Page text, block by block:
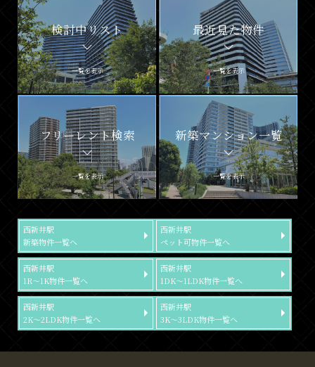
検討中リスト
一覧を表示
最近見た物件
一覧を表示
フリーレント検索
一覧を表示
新築マンション一覧
一覧を表示
西新井駅
新築物件一覧へ
西新井駅
ペット可物件一覧へ
西新井駅
1R～1K物件一覧へ
西新井駅
1DK～1LDK物件一覧へ
西新井駅
2K～2LDK物件一覧へ
西新井駅
3K～3LDK物件一覧へ